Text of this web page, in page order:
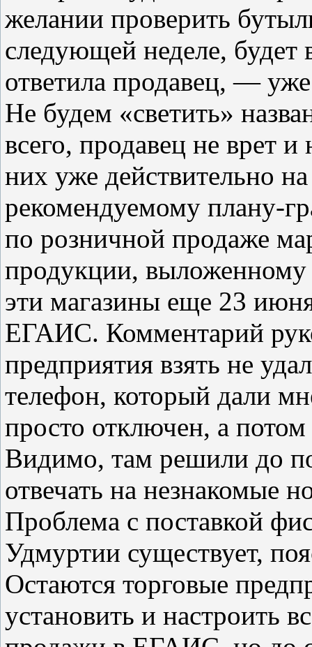
желании проверить
следующей неделе,
ответила продавец, —
Не будем «светить»
всего, продавец не врет
них уже действительно
рекомендуемому плану-
по розничной продаже
продукции,
эти магазины еще 23
ЕГАИС. Комментарий
предприятия взять не
телефон, который дали
просто отключен, а
Видимо, там решили до
отвечать на незнакомые
Проблема с поставкой
Удмуртии существует,
Остаются торговые
установить и настроить